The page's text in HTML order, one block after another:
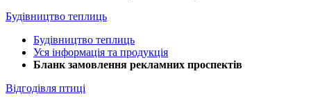
Будівництво теплиць
Будівництво теплиць
Уся інформація та продукція
Бланк замовлення рекламних проспектів
Відгодівля птиці